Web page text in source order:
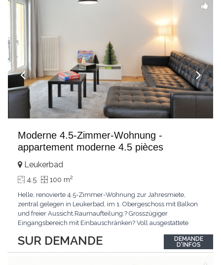
Moderne 4.5-Zimmer-Wohnung -
appartement moderne 4.5 pièces
SUR DEMANDE
Leukerbad
4.5 100 m2
Helle, renovierte 4.5-Zimmer-Wohnung zur Jahresmiete,
zentral gelegen in Leukerbad, im 1. Obergeschoss mit Balkon
und freier Aussicht.Raumaufteilung:? Grosszügiger
Eingangsbereich mit Einbauschränken? Voll ausgestattete
Wohnbereich? Drei Schlafzimmer (inkl. Elternschlafzimmer
mit Einbauschränken)? Badezimmer und Duschbad?
DEMANDE
D'INFOS